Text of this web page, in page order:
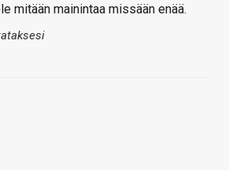
mitään mainintaa missään enää.